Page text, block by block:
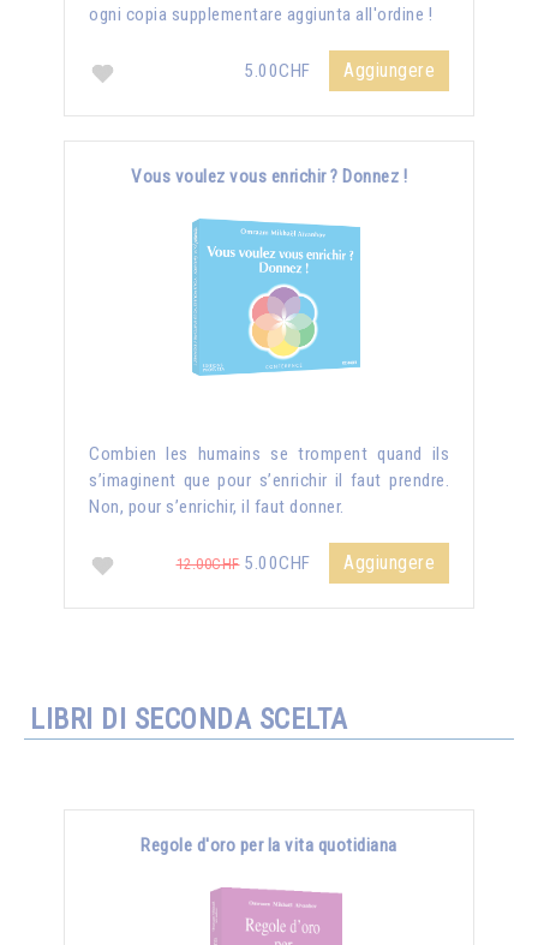
ogni copia supplementare aggiunta all'ordine !
5.00CHF Aggiungere
Vous voulez vous enrichir ? Donnez !
Combien les humains se trompent quand ils
s’imaginent que pour s’enrichir il faut prendre.
Non, pour s’enrichir, il faut donner.
12.00CHF5.00CHF Aggiungere
LIBRI DI SECONDA SCELTA
Regole d'oro per la vita quotidiana